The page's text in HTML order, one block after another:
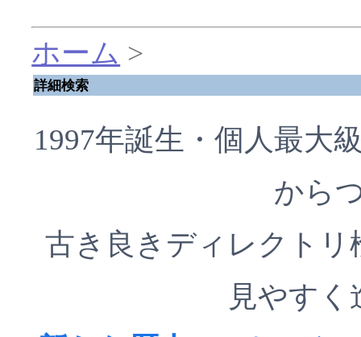
ホーム >
詳細検索
1997年誕生・個人最大
から
古き良きディレクト
見やす